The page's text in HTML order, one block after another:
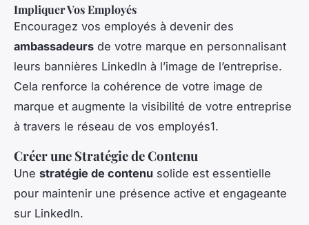
Impliquer Vos Employés
Encouragez vos employés à devenir des
ambassadeurs de votre marque en personnalisant
leurs bannières LinkedIn à l’image de l’entreprise.
Cela renforce la cohérence de votre image de
marque et augmente la visibilité de votre entreprise
à travers le réseau de vos employés1.
Créer une Stratégie de Contenu
Une stratégie de contenu solide est essentielle
pour maintenir une présence active et engageante
sur LinkedIn.